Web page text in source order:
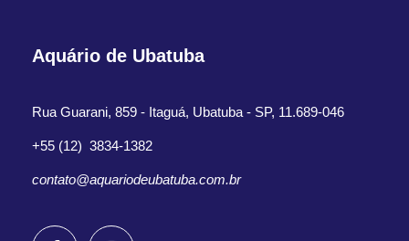
Aquário de Ubatuba
Rua Guarani, 859 - Itaguá, Ubatuba - SP, 11.689-046
+55 (12) 3834-1382
contato@aquariodeubatuba.com.br